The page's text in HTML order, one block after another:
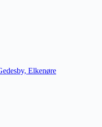
Elkenøre